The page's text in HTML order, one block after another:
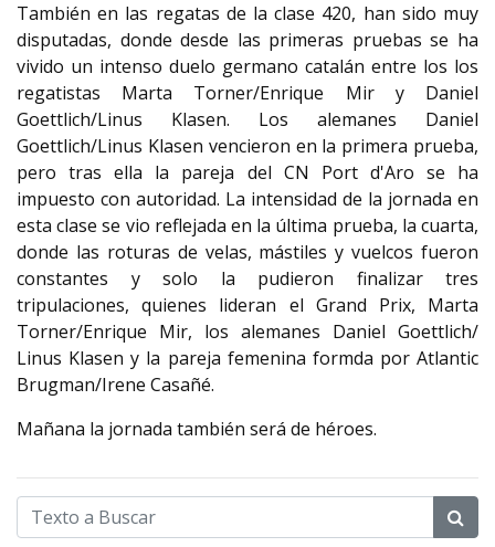
También en las regatas de la clase 420, han sido muy
disputadas, donde desde las primeras pruebas se ha
vivido un intenso duelo germano catalán entre los los
regatistas Marta Torner/Enrique Mir y Daniel
Goettlich/Linus Klasen. Los alemanes Daniel
Goettlich/Linus Klasen vencieron en la primera prueba,
pero tras ella la pareja del CN Port d'Aro se ha
impuesto con autoridad. La intensidad de la jornada en
esta clase se vio reflejada en la última prueba, la cuarta,
donde las roturas de velas, mástiles y vuelcos fueron
constantes y solo la pudieron finalizar tres
tripulaciones, quienes lideran el Grand Prix, Marta
Torner/Enrique Mir, los alemanes Daniel Goettlich/
Linus Klasen y la pareja femenina formda por Atlantic
Brugman/Irene Casañé.
Mañana la jornada también será de héroes.